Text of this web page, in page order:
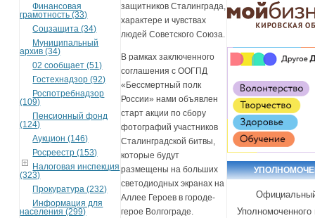
Финансовая
грамотность (33)
Соцзащита (34)
Муниципальный
архив (34)
02 сообщает (51)
Гостехнадзор (92)
Роспотребнадзор
(109)
Пенсионный фонд
(124)
Аукцион (146)
Росреестр (153)
Налоговая инспекция
(323)
Прокуратура (232)
Информация для
населения (299)
защитников Сталинграда,
характере и чувствах
людей Советского Союза.
В рамках заключенного
соглашения с ООГПД
«Бессмертный полк
России» нами объявлен
старт акции по сбору
фотографий участников
Сталинградской битвы,
которые будут
размещены на больших
светодиодных экранах на
Аллее Героев в городе-
герое Волгограде.